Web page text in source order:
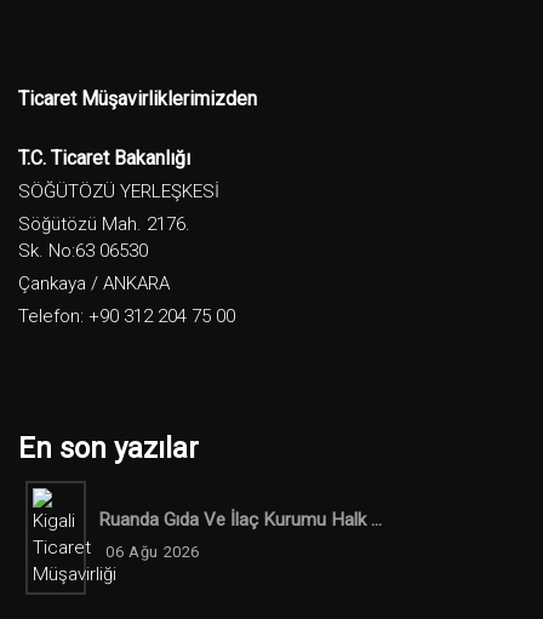
Ticaret Müşavirliklerimizden
T.C. Ticaret Bakanlığı
SÖĞÜTÖZÜ YERLEŞKESİ
Söğütözü Mah. 2176.
Sk. No:63 06530
Çankaya / ANKARA
Telefon: +90 312 204 75 00
En son yazılar
Ruanda Gıda Ve İlaç Kurumu Halk ...
06 Ağu 2026